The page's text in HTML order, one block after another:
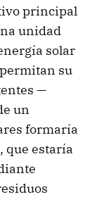
principal
unidad
solar
su
—
un
formaría
que estaría